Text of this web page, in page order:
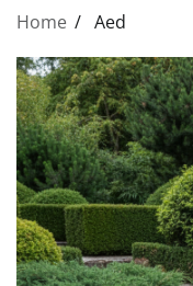
Home Aed